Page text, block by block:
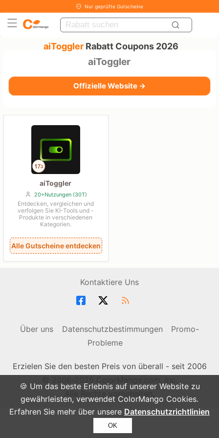
🍪 Um das beste Erlebnis auf unserer Website zu
gewährleisten, verwendet ColorMango Cookies.
Erfahren Sie mehr über unsere Datenschutzrichtlinien
OK
Nur geprüfte Gutscheine
aiToggler Rabatt Coupons 2026
aiToggler
Offizielle Website →
aiToggler
20+Nutzungen (30T)
Entdecken, vergleichen und
verfolgen Sie KI-Tools und -
Produkte in verschiedenen
Kategorien.
Alle Gutscheine entdecken
Kontaktiere Uns
Über uns Datenschutzbestimmungen
Promo-
Probleme
Erzielen Sie den besten Preis von überall - seit 2006
Alle Rechte vorbehalten.